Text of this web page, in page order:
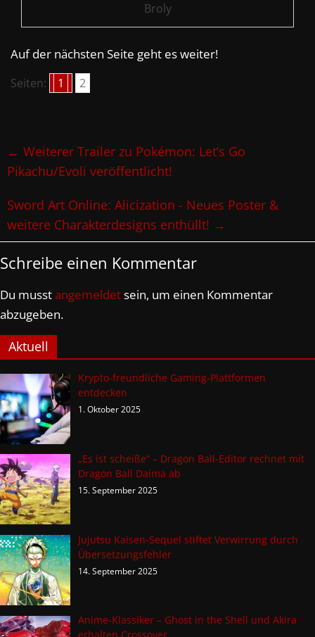
Broly
Auf der nächsten Seite geht es weiter!
Seiten: 1 2
← Weiterer Trailer zu Pokémon: Let’s Go
Pikachu/Evoli veröffentlicht!
Sword Art Online: Alicization - Neues Poster &
weitere Charakterdesigns enthüllt! →
Schreibe einen Kommentar
Du musstangemeldetsein, um einen Kommentar
abzugeben.
Aktuell
Krypto-freundliche Gaming-Plattformen
entdecken
1. Oktober 2025
„Es ist scheiße“ – Dragon Ball-Editor rechnet mit
Dragon Ball Daima ab
15. September 2025
Jujutsu Kaisen-Sequel stiftet Verwirrung durch
Übersetzungsfehler
14. September 2025
Anime-Klassiker – Ghost in the Shell und Akira